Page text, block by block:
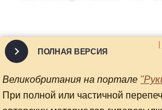
ПОЛНАЯ ВЕРСИЯ
Великобритания на портале
При полной или частичной